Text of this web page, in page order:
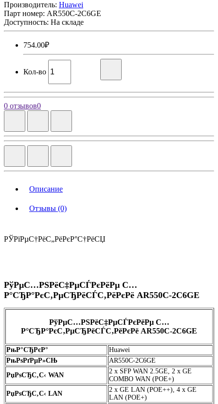
Производитель: Huawei
Парт номер: AR550C-2C6GE
Доступность: На складе
754.00₽
Кол-во
0 отзывов0
Описание
Отзывы (0)
РЎРїРµС†РёС„РёРєР°С†РёСЏ
РўРµС…РЅРёС‡РµСЃРєРёРµ С…
Р°СЂР°РєС‚РµСЂРёСЃС‚РёРєРё AR550C-2C6GE
РўРµС…РЅРёС‡РµСЃРєРёРµ С…
Р°СЂР°РєС‚РµСЂРёСЃС‚РёРєРё AR550C-2C6GE
РњР°СЂРєР°
Huawei
РњРѕРґРµР»СЊ
AR550C-2C6GE
РџРѕСЂС‚С‹ WAN
2 x SFP WAN 2.5GE, 2 x GE
COMBO WAN (POE+)
РџРѕСЂС‚С‹ LAN
2 x GE LAN (POE++), 4 x GE
LAN (POE+)